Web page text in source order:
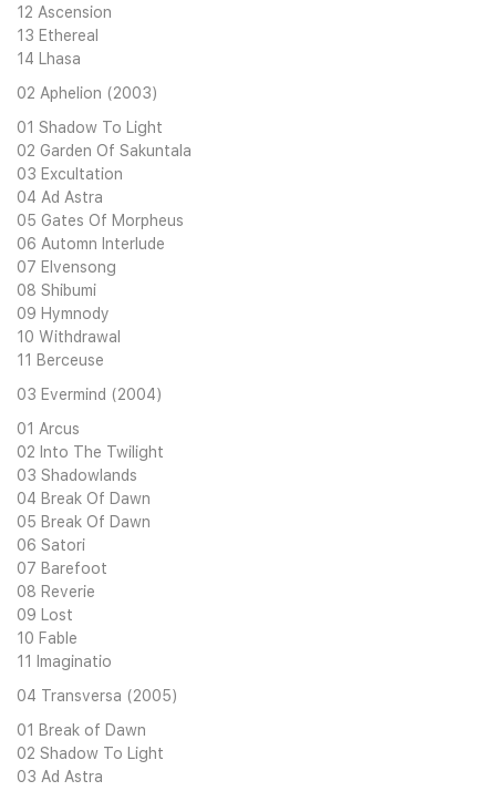
12 Ascension
13 Ethereal
14 Lhasa
02 Aphelion (2003)
01 Shadow To Light
02 Garden Of Sakuntala
03 Excultation
04 Ad Astra
05 Gates Of Morpheus
06 Automn Interlude
07 Elvensong
08 Shibumi
09 Hymnody
10 Withdrawal
11 Berceuse
03 Evermind (2004)
01 Arcus
02 Into The Twilight
03 Shadowlands
04 Break Of Dawn
05 Break Of Dawn
06 Satori
07 Barefoot
08 Reverie
09 Lost
10 Fable
11 Imaginatio
04 Transversa (2005)
01 Break of Dawn
02 Shadow To Light
03 Ad Astra